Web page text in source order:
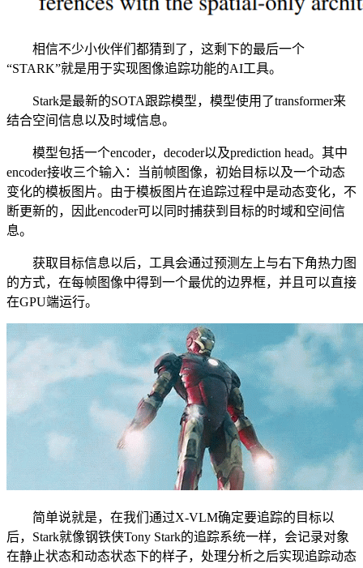
相信不少小伙伴们都猜到了，这剩下的最后一个
“STARK”就是用于实现图像追踪功能的AI工具。
Stark是最新的SOTA跟踪模型，模型使用了transformer来
结合空间信息以及时域信息。
模型包括一个encoder，decoder以及prediction head。其中
encoder接收三个输入：当前帧图像，初始目标以及一个动态
变化的模板图片。由于模板图片在追踪过程中是动态变化，不
断更新的，因此encoder可以同时捕获到目标的时域和空间信
息。
获取目标信息以后，工具会通过预测左上与右下角热力图
的方式，在每帧图像中得到一个最优的边界框，并且可以直接
在GPU端运行。
简单说就是，在我们通过X-VLM确定要追踪的目标以
后，Stark就像钢铁侠Tony Stark的追踪系统一样，会记录对象
在静止状态和动态状态下的样子，处理分析之后实现追踪动态